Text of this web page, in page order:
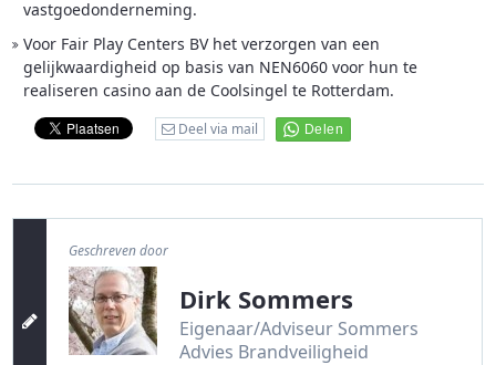
vastgoedonderneming.
Voor Fair Play Centers BV het verzorgen van een
gelijkwaardigheid op basis van NEN6060 voor hun te
realiseren casino aan de Coolsingel te Rotterdam.
Deel via mail
Geschreven door
Dirk Sommers
Eigenaar/Adviseur Sommers
Advies Brandveiligheid